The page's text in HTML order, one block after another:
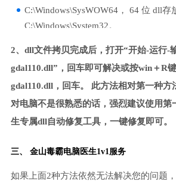
C:\Windows\SysWOW64， 64 位 dll存
C:\Windows\System32。
2、dll文件拷贝完成后，打开“开始-运行-
gdal110.dll”，回车即可解决或按win＋R
gdal110.dll，回车。 此方法相对第一种方
对电脑不是很熟悉的话，强烈建议使用第
生专属dll自动修复工具，一键修复即可。
三、 金山毒霸电脑医生1v1服务
如果上面2种方法依然无法解决您的问题